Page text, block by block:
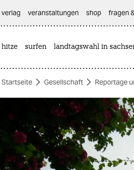
themen
öko
gesellschaft
verlag
veranstaltungen shop fragen
hitze surfen landtagswahl in
Startseite Gesellschaft Reportage